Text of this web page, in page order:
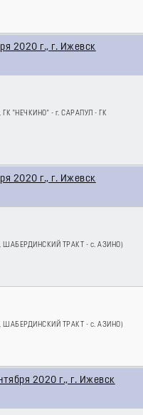
2020 г., г. Ижевск
ГК "НЕЧКИНО" - г. САРАПУЛ - ГК
2020 г., г. Ижевск
ШАБЕРДИНСКИЙ ТРАКТ - с. АЗИНО)
ШАБЕРДИНСКИЙ ТРАКТ - с. АЗИНО)
2020 г., г. Ижевск